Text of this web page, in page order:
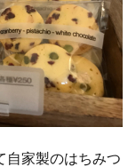
自家製のはちみつ